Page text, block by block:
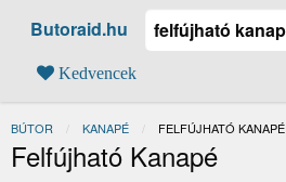
Butoraid.hu
Kedvencek
BÚTOR KANAPÉ JELENLEGI:
FELFÚJHATÓ KANAPÉ
Felfújható Kanapé